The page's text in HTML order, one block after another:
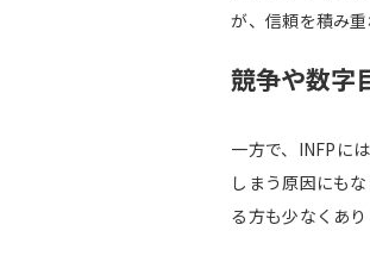
が、信頼を積み
競争や数字
一方で、INFPに
しまう原因にも
る方も少なくあ